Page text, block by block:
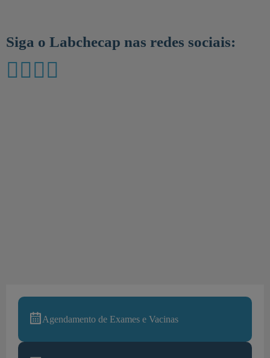
Siga o Labchecap nas redes sociais:
Agendamento de Exames e Vacinas